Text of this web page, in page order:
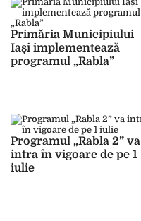
Primăria Municipiului
Iași implementează
programul „Rabla”
Programul „Rabla 2” va
intra în vigoare de pe 1
iulie